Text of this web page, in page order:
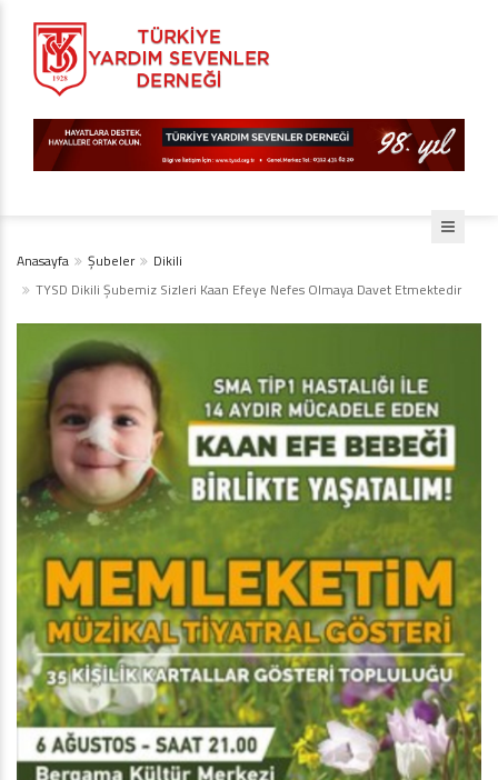
Anasayfa Şubeler
Dikili
TYSD Dikili Şubemiz Sizleri Kaan Efeye Nefes Olmaya Davet Etmektedir